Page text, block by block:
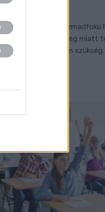
vége óta tartó
de a tartós meleg miatt
óvatosságra van szükség.